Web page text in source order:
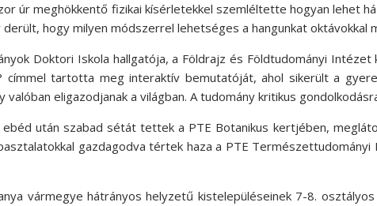
úr meghökkentő fizikai kísérletekkel szemléltette hogyan lehet
hogy milyen módszerrel lehetséges a hangunkat oktávokkal
Doktori Iskola hallgatója, a Földrajz és Földtudományi
tartotta meg interaktív bemutatóját, ahol sikerült a
valóban eligazodjanak a világban. A tudomány kritikus
után szabad sétát tettek a PTE Botanikus kertjében,
gazdagodva tértek haza a PTE
vármegye hátrányos helyzetű kistelepüléseinek 7-8.